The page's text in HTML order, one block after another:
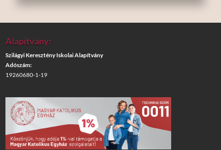
Alapítvány:
Szilágyi Keresztény Iskolai Alapítvány
Adószám:
19260680-1-19